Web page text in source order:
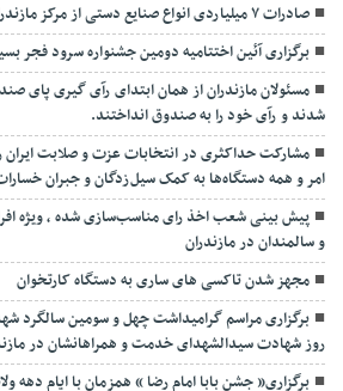
صادرات ۷ میلیاردی انواع صنایع دستی از مرکز مازندران
برگزاری آئین اختتامیه دومین جشنواره سرود فجر
مسئولان مازندران از همان ابتدای رآی گیری پای
شدند و رآی خود را به صندوق انداختند.
مشارکت حداکثری در انتخابات عزت و صلابت ایران
امر و همه دستگاه‌ها به کمک سیل‌زدگان و جبران
پیش بینی شعب اخذ رای مناسب‌سازی شده ، ویژه
و سالمندان در مازندران
مجهز شدن تاکسی های ساری به دستگاه کارتخوان
روز شهادت سیدالشهدای خدمت و همراهانشان در
برگزاری« جشن بابا امام رضا » همزمان با ایام دهه